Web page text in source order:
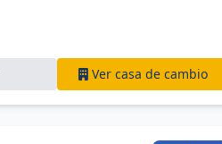
Ver casa de cambio